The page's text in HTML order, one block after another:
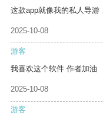
这款app就像我的私人导游
2025-10-08
游客
我喜欢这个软件 作者加油
2025-10-08
游客